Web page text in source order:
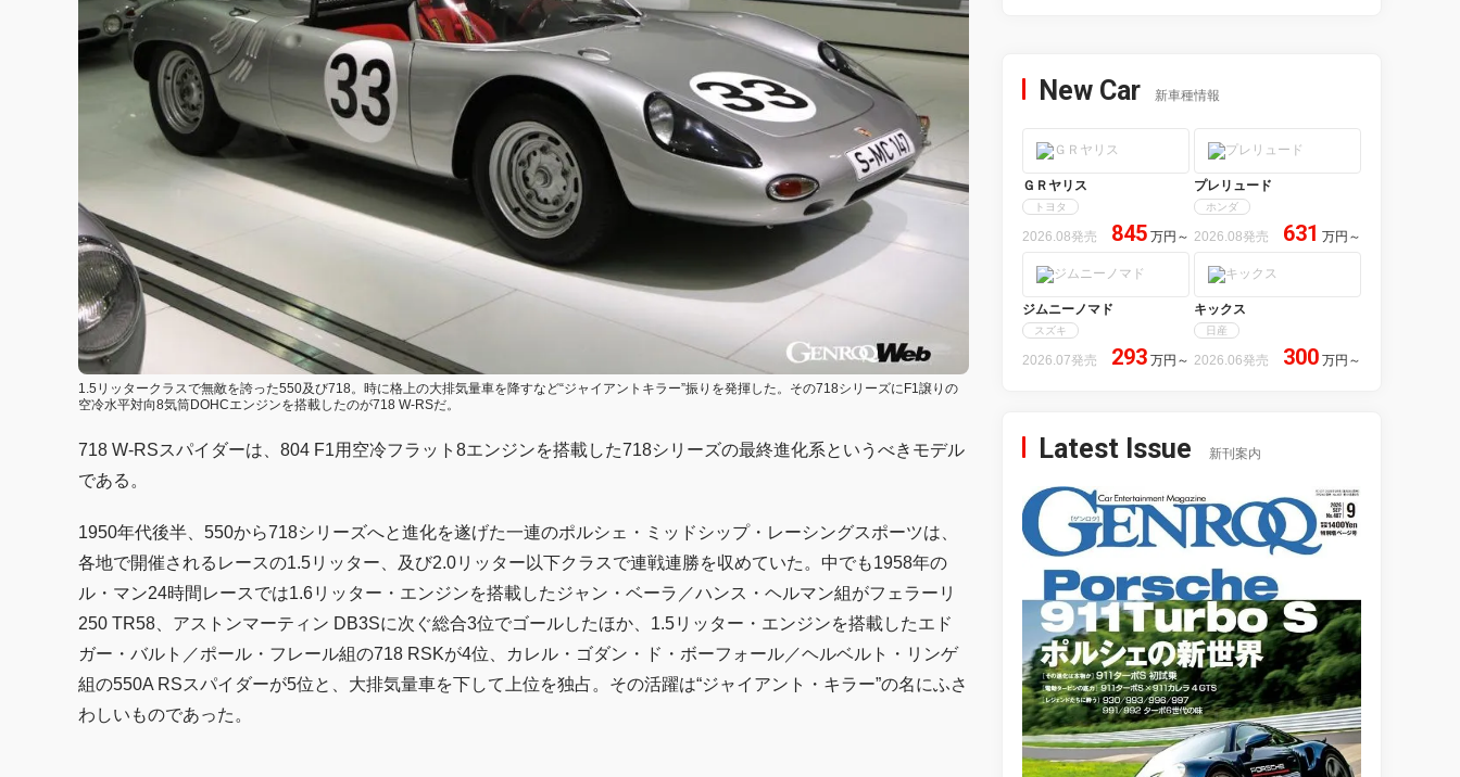
1.5リッタークラスで無敵を誇った550及び718。時に格上の大排気量車を降すなど“ジャイアントキラー”振りを発揮した。その718シリーズにF1譲りの
空冷水平対向8気筒DOHCエンジンを搭載したのが718 W-RSだ。
718 W-RSスパイダーは、804 F1用空冷フラット8エンジンを搭載した718シリーズの最終進化系というべきモデル
である。
1950年代後半、550から718シリーズへと進化を遂げた一連のポルシェ・ミッドシップ・レーシングスポーツは、
各地で開催されるレースの1.5リッター、及び2.0リッター以下クラスで連戦連勝を収めていた。中でも1958年の
ル・マン24時間レースでは1.6リッター・エンジンを搭載したジャン・ベーラ／ハンス・ヘルマン組がフェラーリ
250 TR58、アストンマーティン DB3Sに次ぐ総合3位でゴールしたほか、1.5リッター・エンジンを搭載したエド
ガー・バルト／ポール・フレール組の718 RSKが4位、カレル・ゴダン・ド・ボーフォール／ヘルベルト・リンゲ
組の550A RSスパイダーが5位と、大排気量車を下して上位を独占。その活躍は“ジャイアント・キラー”の名にふさ
わしいものであった。
New Car 新車種情報
ＧＲヤリス
トヨタ
2026.08発売 845 万円 ～
プレリュード
ホンダ
2026.08発売 631 万円 ～
ジムニーノマド
スズキ
2026.07発売 293 万円 ～
キックス
日産
2026.06発売 300 万円 ～
Latest Issue 新刊案内